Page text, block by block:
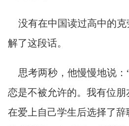
没有在中国读过高中的
解了这段话。
思考两秒，他慢慢地说：
恋是不被允许的。我有位
在爱上自己学生后选择了